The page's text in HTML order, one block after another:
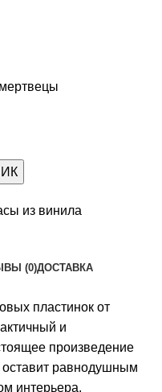
из винила
(0)ДОСТАВКА
пластинок от
и
произведение
оставит равнодушным
интерьера.